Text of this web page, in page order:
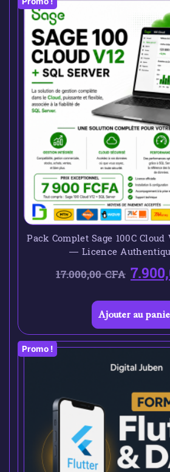
Pack Complet Sage 100C Cloud
— Licence
17.000,00CFA
Ajouter au
Promo !